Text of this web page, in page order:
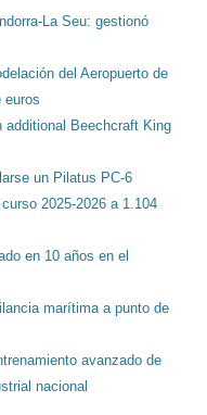
La Seu: gestionó
del Aeropuerto de
euros
Beechcraft King
un Pilatus PC-6
2025-2026 a 1.104
en 10 años en el
marítima a punto de
avanzado de
nacional